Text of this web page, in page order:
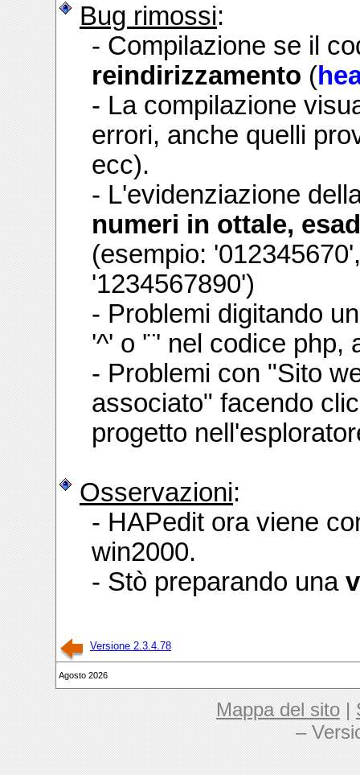
Bug rimossi:
- Compilazione se il
reindirizzamento (
- La compilazione
errori, anche quelli
ecc).
- L'evidenziazione
numeri in ottale,
(esempio:
'1234567890')
- Problemi digitando
'^' o '¨' nel codice php,
- Problemi con "Sito
associato" facendo
progetto
Osservazioni:
- HAPedit ora viene
win2000.
- Stò preparando una
Versione 2.3.4.78
Agosto 2026
Mappa del sito|
–